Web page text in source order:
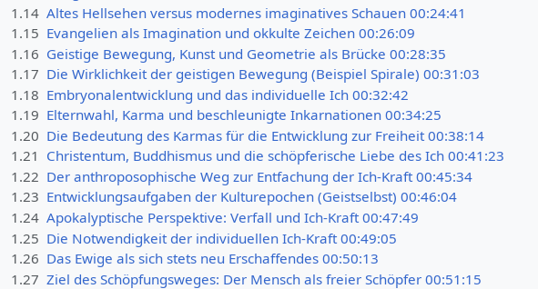
1.14 Altes Hellsehen versus modernes imaginatives Schauen 00:24:41
1.15 Evangelien als Imagination und okkulte Zeichen 00:26:09
1.16 Geistige Bewegung, Kunst und Geometrie als Brücke 00:28:35
1.17 Die Wirklichkeit der geistigen Bewegung (Beispiel Spirale) 00:31:03
1.18 Embryonalentwicklung und das individuelle Ich 00:32:42
1.19 Elternwahl, Karma und beschleunigte Inkarnationen 00:34:25
1.20 Die Bedeutung des Karmas für die Entwicklung zur Freiheit 00:38:14
1.21 Christentum, Buddhismus und die schöpferische Liebe des Ich 00:41:23
1.22 Der anthroposophische Weg zur Entfachung der Ich-Kraft 00:45:34
1.23 Entwicklungsaufgaben der Kulturepochen (Geistselbst) 00:46:04
1.24 Apokalyptische Perspektive: Verfall und Ich-Kraft 00:47:49
1.25 Die Notwendigkeit der individuellen Ich-Kraft 00:49:05
1.26 Das Ewige als sich stets neu Erschaffendes 00:50:13
1.27 Ziel des Schöpfungsweges: Der Mensch als freier Schöpfer 00:51:15